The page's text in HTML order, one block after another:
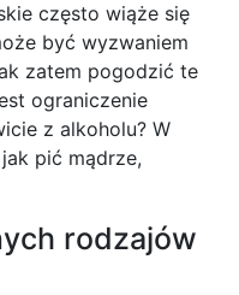
często wiąże się
być wyzwaniem
zatem pogodzić te
ograniczenie
z alkoholu? W
pić mądrze,
rodzajów